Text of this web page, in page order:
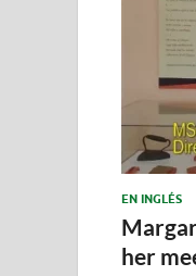
EN INGLÉS
her